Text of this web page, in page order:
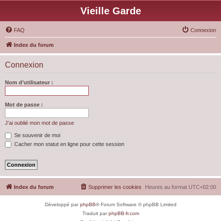
Vieille Garde
FAQ Connexion
Index du forum
Connexion
Nom d’utilisateur :
Mot de passe :
J’ai oublié mon mot de passe
Se souvenir de moi
Cacher mon statut en ligne pour cette session
Index du forum Heures au format UTC+02:00
Supprimer les cookies
Développé parphpBB® Forum Software © phpBB Limited
Traduit parphpBB-fr.com